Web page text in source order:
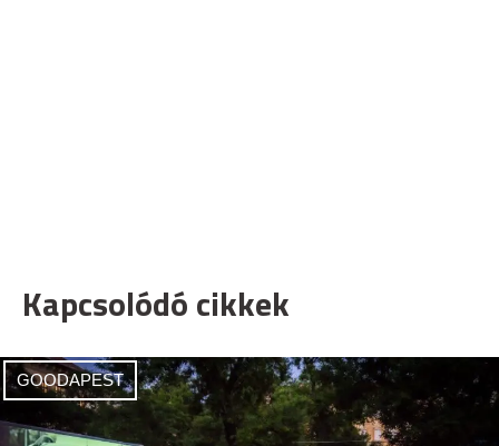
Kapcsolódó cikkek
GOODAPEST